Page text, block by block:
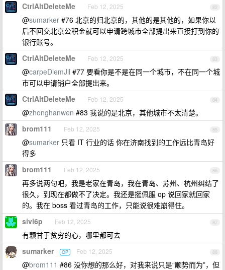
82
CtrlAltDeleteMe Feb 12, 2025
@sumarker #76 北京的归北京的，其他的是其他的，如果你以
后不回交北京公积金就可以申请跨城市全部提出来直接打到你的
银行账号。
83
CtrlAltDeleteMe Feb 12, 2025
@carpeDiemJll #77 要看你是不是在同一个城市，不在同一个城
市可以申请销户全部提出来。
84
CtrlAltDeleteMe Feb 12, 2025
@zhonghanwen #83 我说的是北京，其他城市不太清楚。
85
brom111 Feb 12, 2025
@sumarker 只看 IT 行业的话 你在济南找到的工作远比青岛好
得多
86
brom111 Feb 12, 2025
再多说两句吧，我是老家在青岛，我在青岛、苏州、杭州纠结了
很久，到现在都做不了决定。我还是挺佩服 op 说回家就回家
的。我在 boss 看过青岛的工作，只能说很难崩得住。
87
sivl6p Feb 12, 2025
有颗甘于贫穷的心，哪里都可去
88
sumarker OP Feb 12, 2025
@brom111 #86 没你想的那么好，对我来说只是“顺势而为”，但